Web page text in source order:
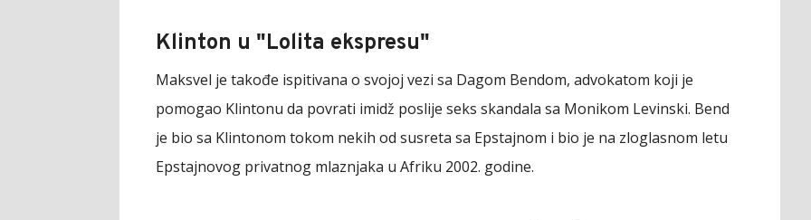
Klinton u "Lolita ekspresu"
Maksvel je takođe ispitivana o svojoj vezi sa Dagom Bendom, advokatom koji je
pomogao Klintonu da povrati imidž poslije seks skandala sa Monikom Levinski. Bend
je bio sa Klintonom tokom nekih od susreta sa Epstajnom i bio je na zloglasnom letu
Epstajnovog privatnog mlaznjaka u Afriku 2002. godine.